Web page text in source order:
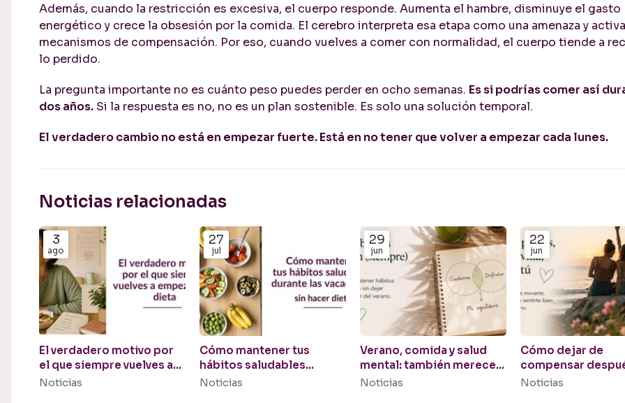
Además, cuando la restricción es excesiva, el cuerpo responde. Aumenta el hambre, disminuye el gasto
energético y crece la obsesión por la comida. El cerebro interpreta esa etapa como una amenaza y activa
mecanismos de compensación. Por eso, cuando vuelves a comer con normalidad, el cuerpo tiende a
lo perdido.
La pregunta importante no es cuánto peso puedes perder en ocho semanas. Es si podrías comer así
dos años. Si la respuesta es no, no es un plan sostenible. Es solo una solución temporal.
El verdadero cambio no está en empezar fuerte. Está en no tener que volver a empezar cada lunes.
Noticias relacionadas
3
ago
El verdadero motivo por
el que siempre vuelves a
empezar una dieta
Noticias
27
jul
Cómo mantener tus
hábitos saludables
durante las vacaciones
Noticias
29
jun
Verano, comida y salud
mental: también mereces
disfrutar
Noticias
22
jun
Cómo dejar de
compensar
un fin de semana o
Noticias